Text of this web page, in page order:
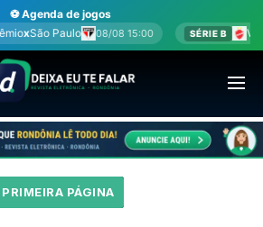
⚽ Agenda de jogos
SÉRIE B Vila NovaxSport 08/08 15:00
PRIMEIRA PÁGINA